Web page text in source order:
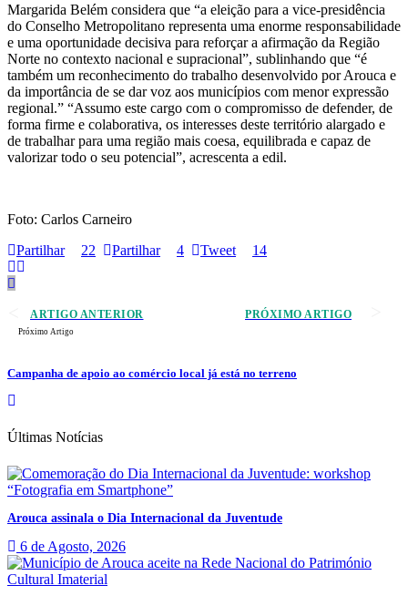
Margarida Belém considera que “a eleição para a vice-presidência
do Conselho Metropolitano representa uma enorme responsabilidade
e uma oportunidade decisiva para reforçar a afirmação da Região
Norte no contexto nacional e supracional”, sublinhando que “é
também um reconhecimento do trabalho desenvolvido por Arouca e
da importância de se dar voz aos municípios com menor expressão
regional.” “Assumo este cargo com o compromisso de defender, de
forma firme e colaborativa, os interesses deste território alargado e
de trabalhar para uma região mais coesa, equilibrada e capaz de
valorizar todo o seu potencial”, acrescenta a edil.
Foto: Carlos Carneiro
Partilhar
22 Partilhar 4 Tweet 14
ARTIGO ANTERIOR PRÓXIMO ARTIGO
Próximo Artigo
Campanha de apoio ao comércio local já está no terreno
Últimas Notícias
Arouca assinala o Dia Internacional da Juventude
6 de Agosto, 2026